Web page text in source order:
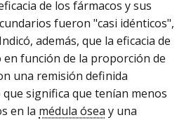
de los fármacos y sus
fueron "casi idénticos",
además, que la eficacia de
en función de la proporción de
una remisión definida
significa que tenían menos
en la médula ósea y una